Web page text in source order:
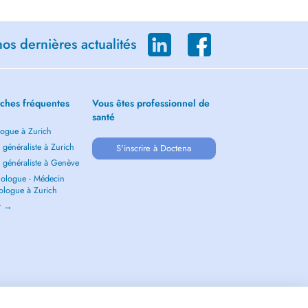
dernières actualités
fréquentes
à Zurich
à Zurich
à Genève
- Médecin
à Zurich
→
Vous êtes professionnel de
santé
S'inscrire à Doctena